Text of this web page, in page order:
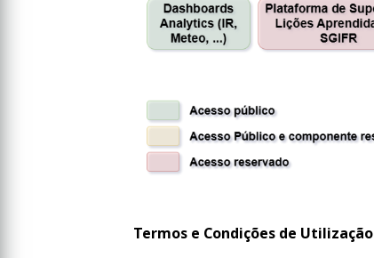
Termos e Condições de Utilização